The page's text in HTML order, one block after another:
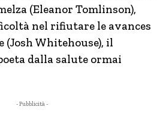
(Eleanor Tomlinson),
nel rifiutare le avances
Whitehouse), il
dalla salute ormai
- Pubblicità -